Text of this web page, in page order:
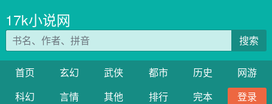
17k小说网
搜索
首页 玄幻 武侠 都市 历史
网游
科幻
言情 其他 排行 完本
登录